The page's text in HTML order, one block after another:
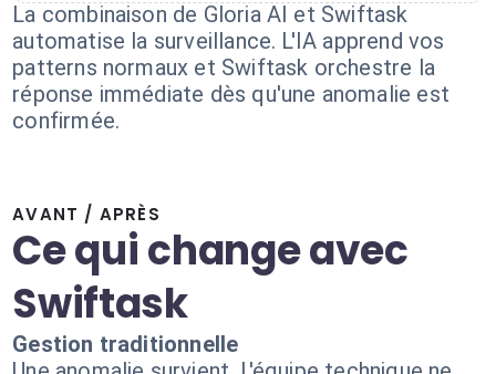
La combinaison de Gloria AI et Swiftask
automatise la surveillance. L'IA apprend vos
patterns normaux et Swiftask orchestre la
réponse immédiate dès qu'une anomalie est
confirmée.
AVANT / APRÈS
Ce qui change avec
Swiftask
Gestion traditionnelle